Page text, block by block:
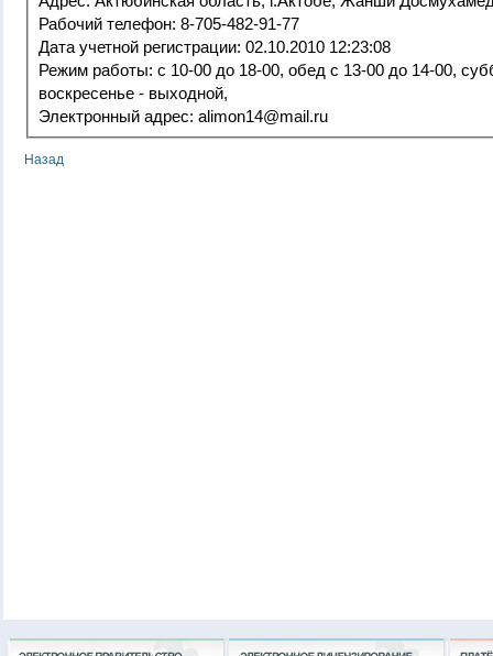
Рабочий телефон: 8-705-482-91-77
Дата учетной регистрации: 02.10.2010 12:23:08
Режим работы: с 10-00 до 18-00, обед с 13-00 до 14-00, суббота и
воскресенье - выходной,
Электронный адрес: alimon14@mail.ru
Назад